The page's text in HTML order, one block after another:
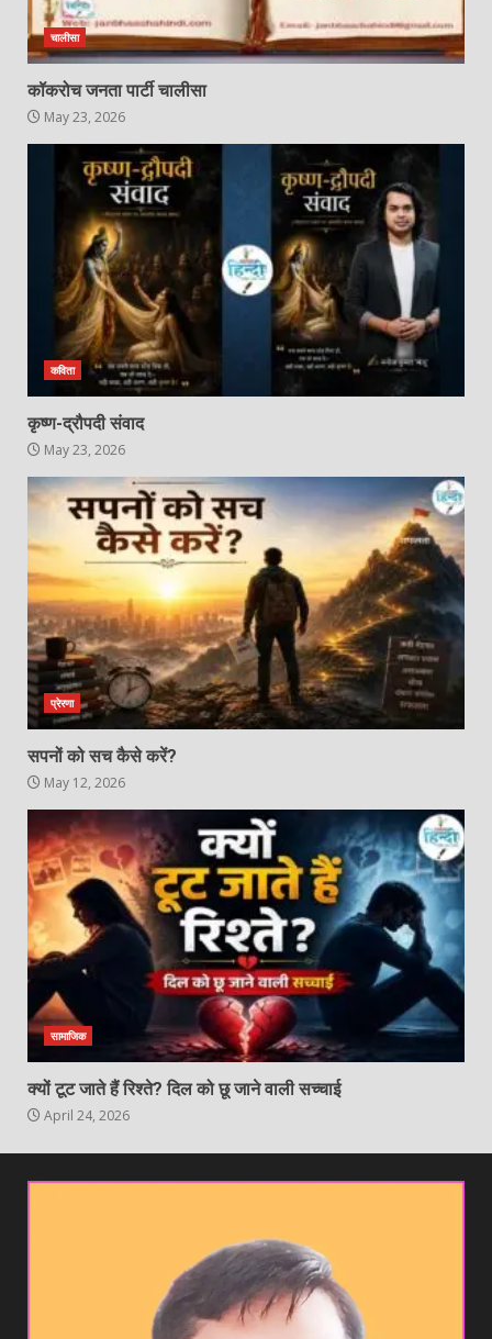
चालीसा
कॉकरोच जनता पार्टी चालीसा
May 23, 2026
कविता
कृष्ण-द्रौपदी संवाद
May 23, 2026
प्रेरणा
सपनों को सच कैसे करें?
May 12, 2026
सामाजिक
क्यों टूट जाते हैं रिश्ते? दिल को छू जाने वाली सच्चाई
April 24, 2026